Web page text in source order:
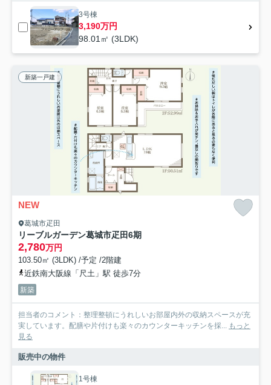
3号棟
3,190万円
98.01㎡ (3LDK)
新築一戸建
NEW
葛城市疋田
リーブルガーデン葛城市疋田6期
2,780万円
103.50㎡ (3LDK) /予定 /2階建
近鉄南大阪線「尺土」駅 徒歩7分
新築
担当者のコメント：整理整頓にうれしいお部屋内外の収納スペースが充
実しています。配膳や片付けも楽々のカウンターキッチンを採... もっと
見る
販売中の物件
1号棟